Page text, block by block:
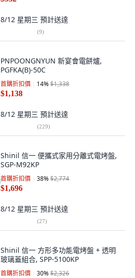
8/12 星期三 預計送達
(9)
PNPOONGNYUN 新宴會電餅爐,
PGFKA(B)-50C
首購折扣價 14%$1,338
$1,138
8/12 星期三 預計送達
(229)
Shinil 信一 便攜式家用分離式電烤盤,
SGP-M92KP
首購折扣價 38%$2,774
$1,696
8/12 星期三 預計送達
(27)
Shinil 信一 方形多功能電烤盤 + 透明
玻璃蓋組合, SPP-5100KP
首購折扣價 30%$2,326